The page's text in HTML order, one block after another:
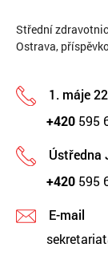
Střední
Ostrava,
1. máje
+420 595
Ústředna
+420 595
E-mail